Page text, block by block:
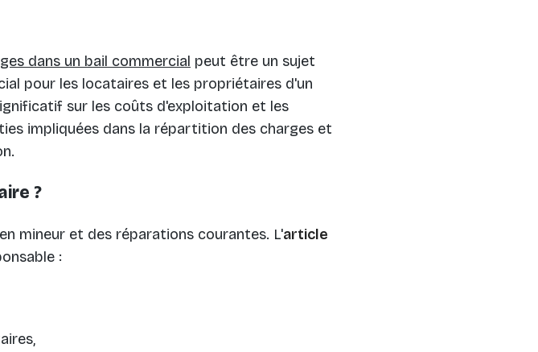
dans un bail commercial peut être un sujet
pour les locataires et les propriétaires d'un
sur les coûts d'exploitation et les
impliquées dans la répartition des charges et
?
mineur et des réparations courantes. L'article
: